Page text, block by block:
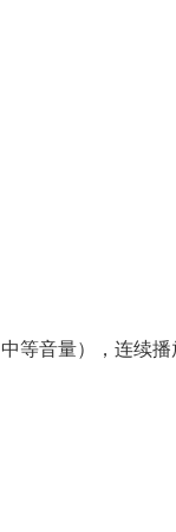
等音量），连续播